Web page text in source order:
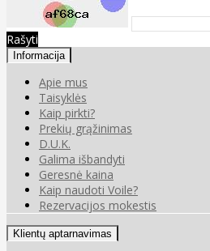
Rašyti
Informacija
Apie mus
Taisyklės
Kaip pirkti?
Prekių grąžinimas
D.U.K.
Galima išbandyti
Geresnė kaina
Kaip naudoti Voile?
Rezervacijos mokestis
Klientų aptarnavimas